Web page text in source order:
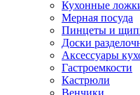
Кухонные
Мерная посуда
Пинцеты и
Доски
Аксессуары
Гастроемкости
Кастрюли
Венчики